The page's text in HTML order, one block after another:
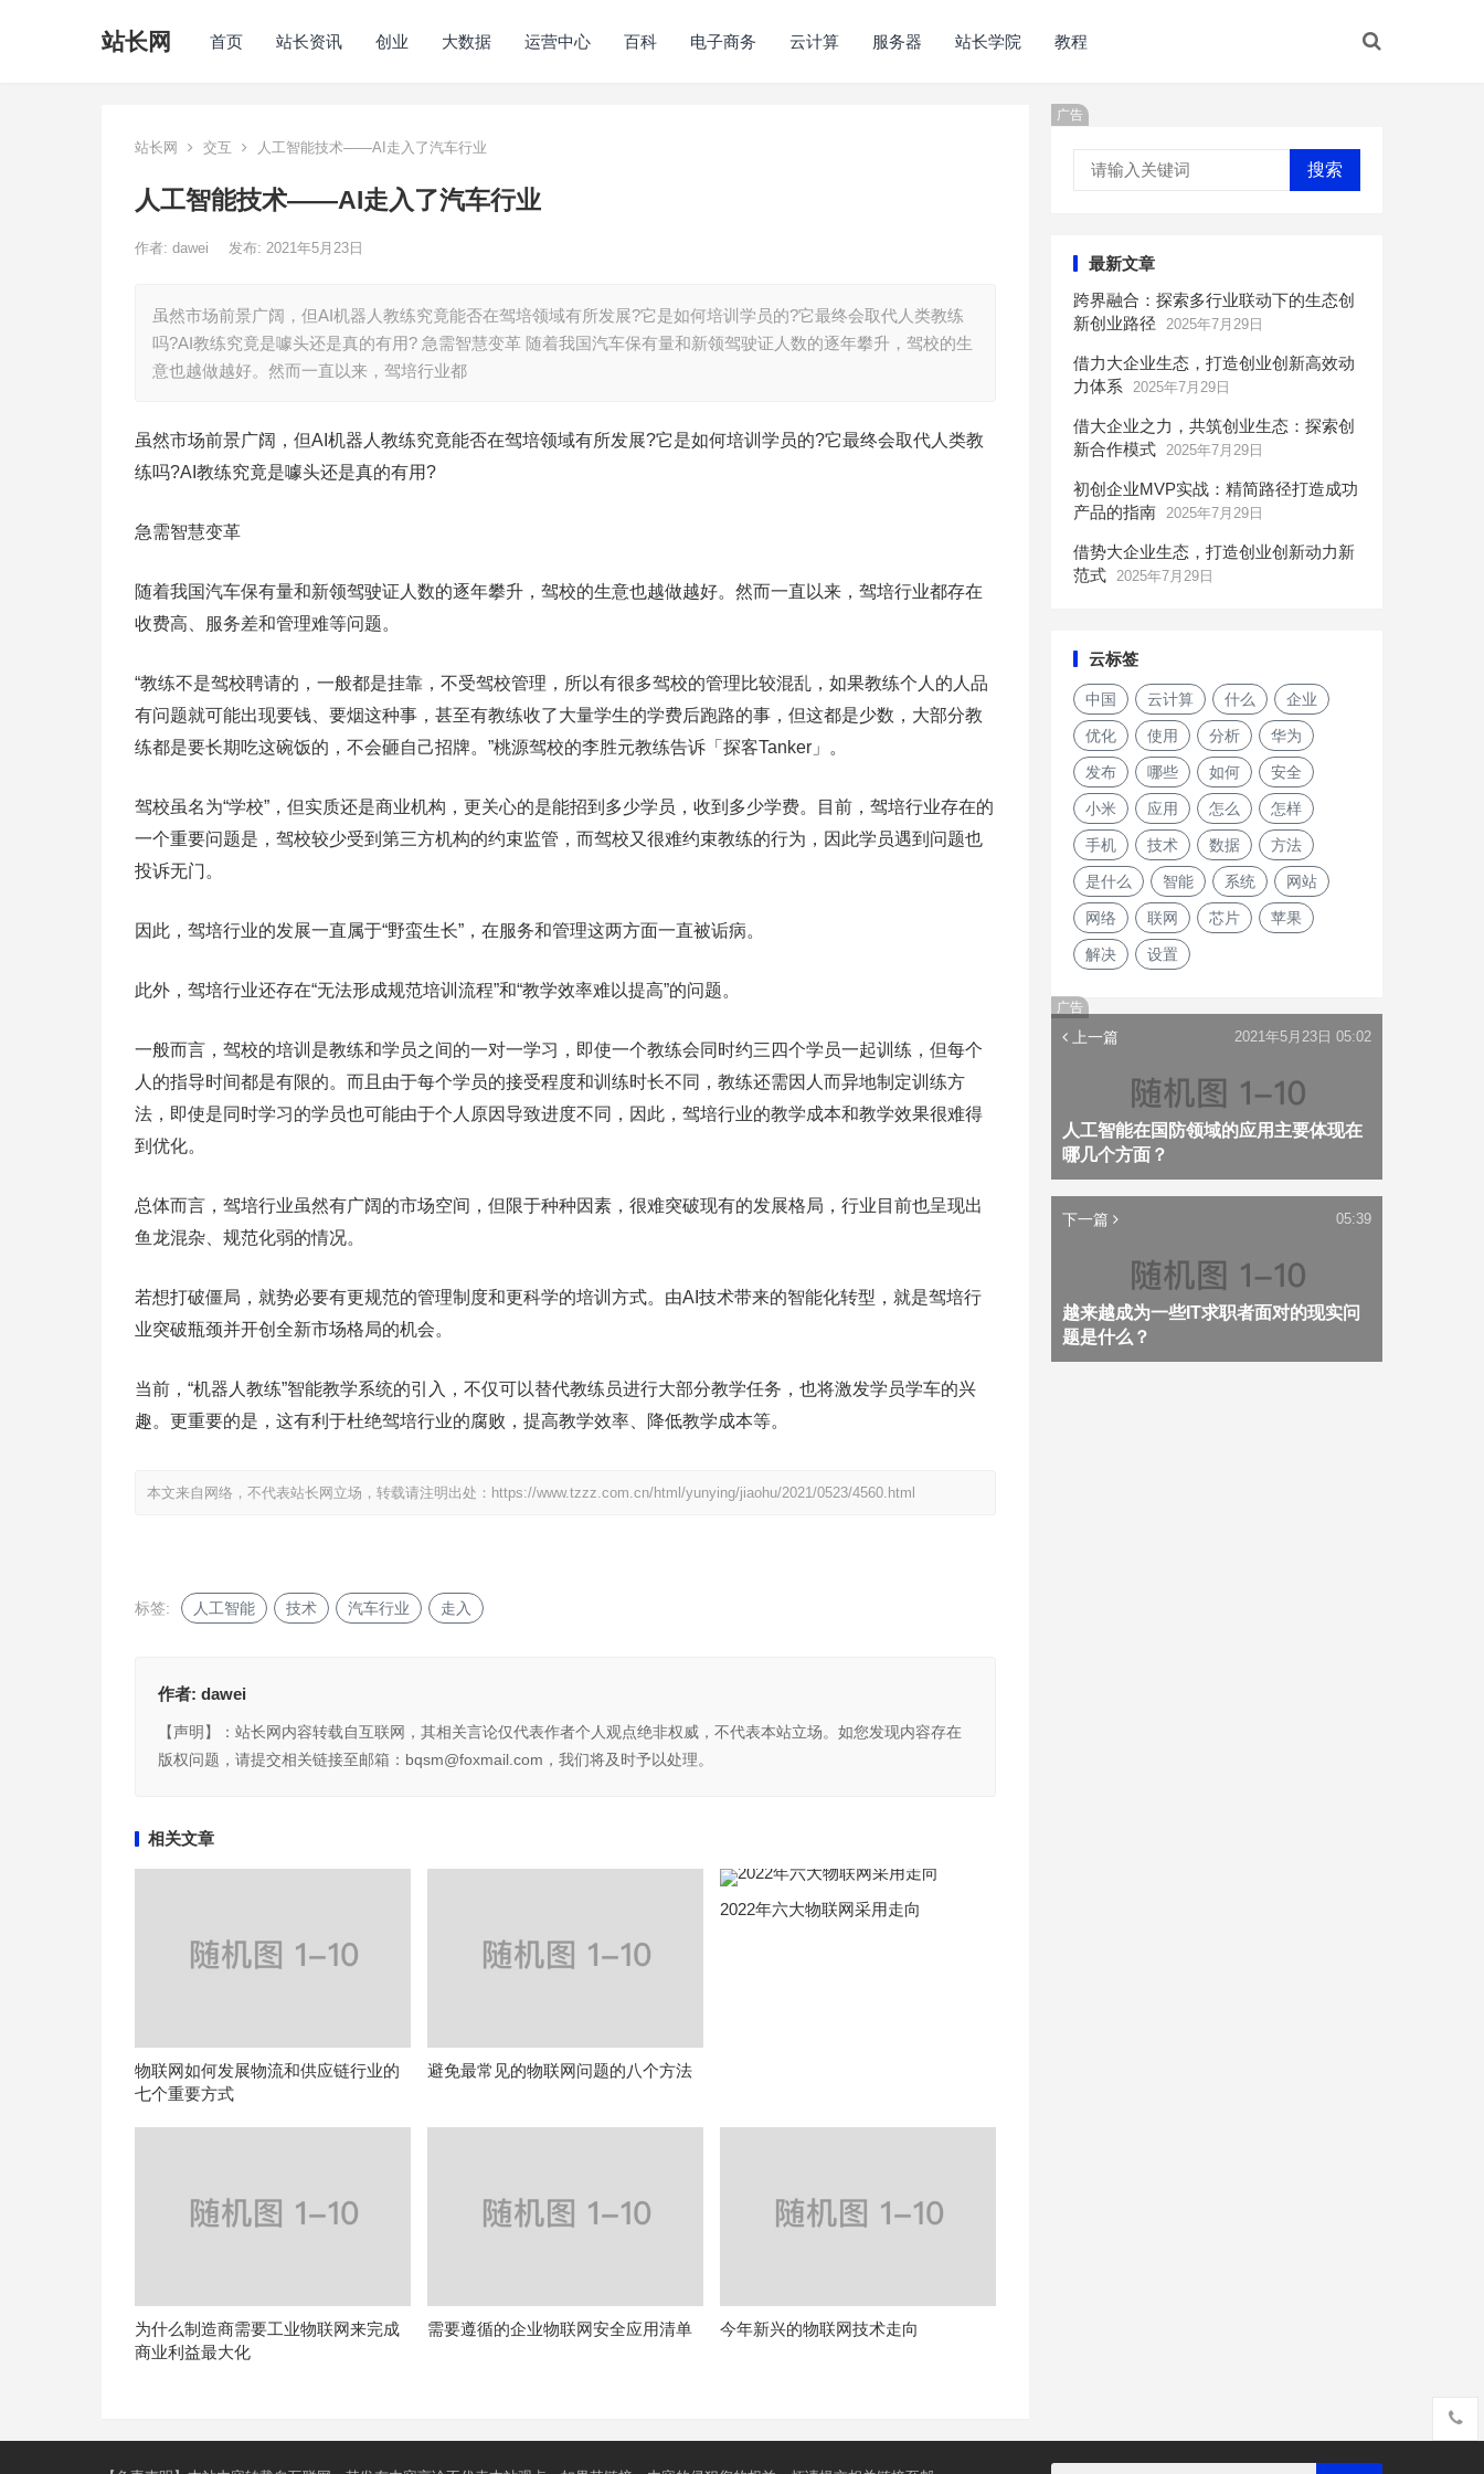
站长网 首页 站长资讯 创业 大数据 运营中心 百科 电子商务 云计算 服务器 站长学院 教程
站长网 交互 人工智能技术——AI走入了汽车行业
人工智能技术——AI走入了汽车行业
作者: dawei 发布: 2021年5月23日
虽然市场前景广阔，但AI机器人教练究竟能否在驾培领域有所发展?它是如何培训学员的?它最终会取代人类教练
吗?AI教练究竟是噱头还是真的有用? 急需智慧变革 随着我国汽车保有量和新领驾驶证人数的逐年攀升，驾校的生
意也越做越好。然而一直以来，驾培行业都
虽然市场前景广阔，但AI机器人教练究竟能否在驾培领域有所发展?它是如何培训学员的?它最终会取代人类教
练吗?AI教练究竟是噱头还是真的有用?
急需智慧变革
随着我国汽车保有量和新领驾驶证人数的逐年攀升，驾校的生意也越做越好。然而一直以来，驾培行业都存在
收费高、服务差和管理难等问题。
“教练不是驾校聘请的，一般都是挂靠，不受驾校管理，所以有很多驾校的管理比较混乱，如果教练个人的人品
有问题就可能出现要钱、要烟这种事，甚至有教练收了大量学生的学费后跑路的事，但这都是少数，大部分教
练都是要长期吃这碗饭的，不会砸自己招牌。”桃源驾校的李胜元教练告诉「探客Tanker」。
驾校虽名为“学校”，但实质还是商业机构，更关心的是能招到多少学员，收到多少学费。目前，驾培行业存在的
一个重要问题是，驾校较少受到第三方机构的约束监管，而驾校又很难约束教练的行为，因此学员遇到问题也
投诉无门。
因此，驾培行业的发展一直属于“野蛮生长”，在服务和管理这两方面一直被诟病。
此外，驾培行业还存在“无法形成规范培训流程”和“教学效率难以提高”的问题。
一般而言，驾校的培训是教练和学员之间的一对一学习，即使一个教练会同时约三四个学员一起训练，但每个
人的指导时间都是有限的。而且由于每个学员的接受程度和训练时长不同，教练还需因人而异地制定训练方
法，即使是同时学习的学员也可能由于个人原因导致进度不同，因此，驾培行业的教学成本和教学效果很难得
到优化。
总体而言，驾培行业虽然有广阔的市场空间，但限于种种因素，很难突破现有的发展格局，行业目前也呈现出
鱼龙混杂、规范化弱的情况。
若想打破僵局，就势必要有更规范的管理制度和更科学的培训方式。由AI技术带来的智能化转型，就是驾培行
业突破瓶颈并开创全新市场格局的机会。
当前，“机器人教练”智能教学系统的引入，不仅可以替代教练员进行大部分教学任务，也将激发学员学车的兴
趣。更重要的是，这有利于杜绝驾培行业的腐败，提高教学效率、降低教学成本等。
本文来自网络，不代表站长网立场，转载请注明出处： https://www.tzzz.com.cn/html/yunying/jiaohu/2021/0523/4560.html
标签: 人工智能 技术 汽车行业 走入
作者: dawei
【声明】：站长网内容转载自互联网，其相关言论仅代表作者个人观点绝非权威，不代表本站立场。如您发现内容存在
版权问题，请提交相关链接至邮箱：bqsm@foxmail.com，我们将及时予以处理。
相关文章
物联网如何发展物流和供应链行业的
七个重要方式
避免最常见的物联网问题的八个方法
2022年六大物联网采用走向
为什么制造商需要工业物联网来完成
商业利益最大化
需要遵循的企业物联网安全应用清单 今年新兴的物联网技术走向
广告
搜索
最新文章
跨界融合：探索多行业联动下的生态创
新创业路径
2025年7月29日
借力大企业生态，打造创业创新高效动
力体系
2025年7月29日
借大企业之力，共筑创业生态：探索创
新合作模式 2025年7月29日
初创企业MVP实战：精简路径打造成功
产品的指南 2025年7月29日
借势大企业生态，打造创业创新动力新
范式 2025年7月29日
云标签
中国 云计算 什么 企业
优化 使用 分析 华为
发布 哪些 如何 安全
小米 应用 怎么 怎样
手机 技术 数据 方法
是什么 智能 系统 网站
网络 联网 芯片 苹果
解决 设置
广告
上一篇
人工智能在国防领域的应用主要体现在
哪几个方面？
2021年5月23日 05:02
下一篇
越来越成为一些IT求职者面对的现实问
题是什么？
05:39